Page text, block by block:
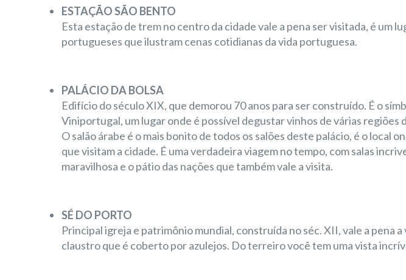
ESTAÇÃO SÃO BENTO
Esta estação de trem no centro da cidade vale a pena ser visitada, é um
portugueses que ilustram cenas cotidianas da vida portuguesa.
PALÁCIO DA BOLSA
Edifício do século XIX, que demorou 70 anos para ser construído. É o
Viniportugal, um lugar onde é possível degustar vinhos de várias regiões
O salão árabe é o mais bonito de todos os salões deste palácio, é o local
que visitam a cidade. É uma verdadeira viagem no tempo, com salas
maravilhosa e o pátio das nações que também vale a visita.
SÉ DO PORTO
Principal igreja e patrimônio mundial, construída no séc. XII, vale a pena
claustro que é coberto por azulejos. Do terreiro você tem uma vista